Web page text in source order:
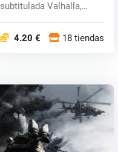
subtitulada Valhalla,
4.20 € 18 tiendas